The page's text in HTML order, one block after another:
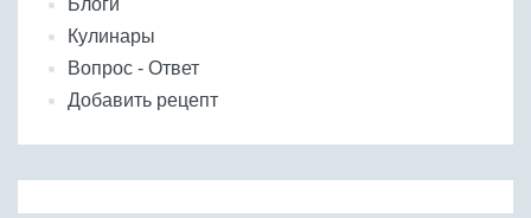
Блоги
Кулинары
Вопрос - Ответ
Добавить рецепт